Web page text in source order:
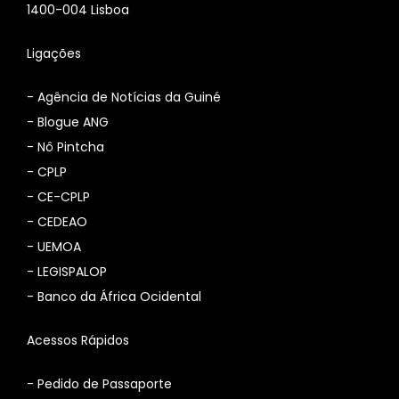
1400-004 Lisboa
Ligações
- Agência de Notícias da Guiné
- Blogue ANG
- Nô Pintcha
- CPLP
- CE-CPLP
- CEDEAO
- UEMOA
- LEGISPALOP
- Banco da África Ocidental
Acessos Rápidos
- Pedido de Passaporte